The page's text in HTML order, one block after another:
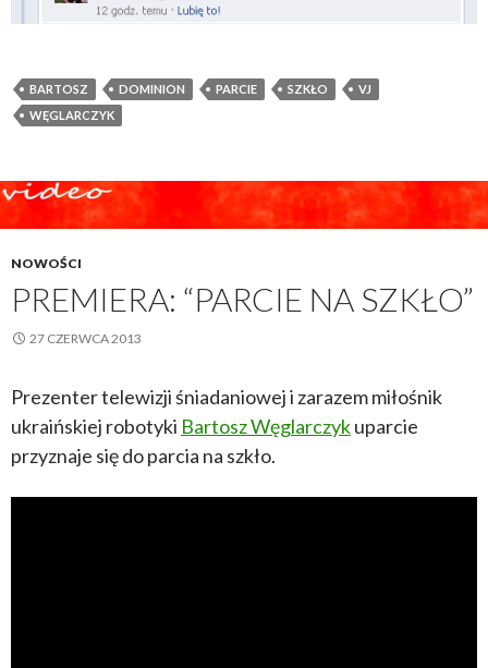
BARTOSZ DOMINION PARCIE SZKŁO
VJ
WĘGLARCZYK
NOWOŚCI
PREMIERA: “PARCIE NA SZKŁO”
27 CZERWCA 2013
Prezenter telewizji śniadaniowej i zarazem miłośnik
ukraińskiej robotyki Bartosz Węglarczykuparcie
przyznaje się do parcia na szkło.